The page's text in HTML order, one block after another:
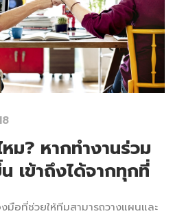
ม? หากทำงานร่วม
เข้าถึงได้จากทุกที่
งมือที่ช่วยให้ทีมสามารถวางแผนและ